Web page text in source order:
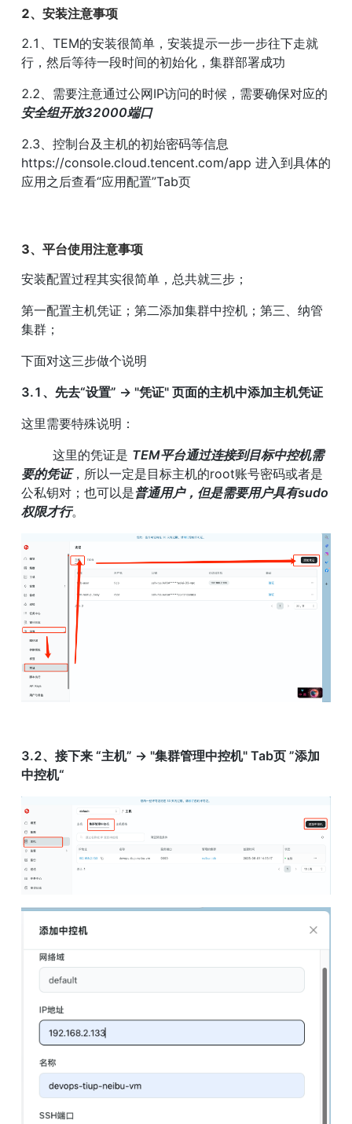
2、安装注意事项
2.1、TEM的安装很简单，安装提示一步一步往下走就
行，然后等待一段时间的初始化，集群部署成功
2.2、需要注意通过公网IP访问的时候，需要确保对应的
安全组开放32000端口
2.3、控制台及主机的初始密码等信息
https://console.cloud.tencent.com/app 进入到具体的
应用之后查看“应用配置”Tab页
3、平台使用注意事项
安装配置过程其实很简单，总共就三步；
第一配置主机凭证；第二添加集群中控机；第三、纳管
集群；
下面对这三步做个说明
3.1、先去“设置” -> "凭证" 页面的主机中添加主机凭证
这里需要特殊说明：
        这里的凭证是
TEM平台通过连接到目标中控机需
要的凭证，所以一定是目标主机的root账号密码或者是
公私钥对；也可以是普通用户，但是需要用户具有sudo
权限才行。
3.2、接下来 “主机” -> "集群管理中控机" Tab页 ”添加
中控机“